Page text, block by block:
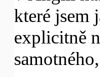
které jsem
explicitně